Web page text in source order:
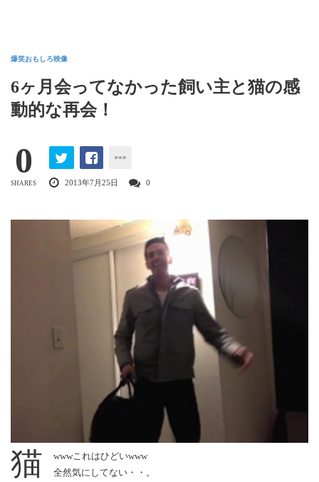
爆笑おもしろ映像
6ヶ月会ってなかった飼い主と猫の感
動的な再会！
0
SHARES 2013年7月25日 0
猫
wwwこれはひどいwww
全然気にしてない・・。